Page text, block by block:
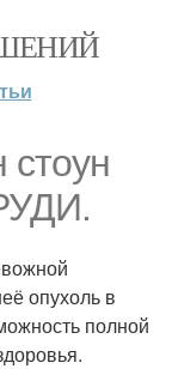
опухоль в
полной